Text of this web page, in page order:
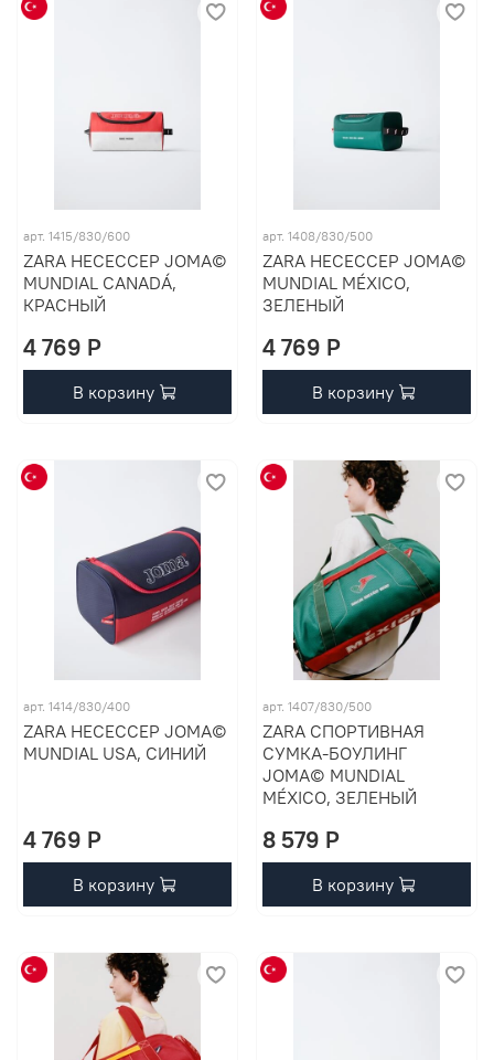
арт. 1415/830/600
ZARA НЕСЕССЕР JOMA©
MUNDIAL CANADÁ,
КРАСНЫЙ
4 769 P
В корзину
арт. 1408/830/500
ZARA НЕСЕССЕР JOMA©
MUNDIAL MÉXICO,
ЗЕЛЕНЫЙ
4 769 P
В корзину
арт. 1414/830/400
ZARA НЕСЕССЕР JOMA©
MUNDIAL USA, СИНИЙ
4 769 P
В корзину
арт. 1407/830/500
ZARA СПОРТИВНАЯ
СУМКА-БОУЛИНГ
JOMA© MUNDIAL
MÉXICO, ЗЕЛЕНЫЙ
8 579 P
В корзину